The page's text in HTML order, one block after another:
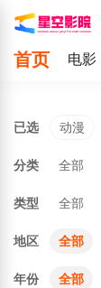
首页 电影
已选 动漫
分类 全部
类型 全部
地区 全部
年份 全部